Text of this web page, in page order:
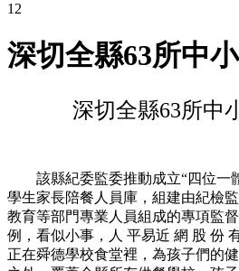
12
深切全縣63所中
深切全縣63所中
該縣紀委監委推動成立“四位一
學生家長陪餐人員庫，組建由紀檢
教育等部門專業人員組成的專項監
例，看似小事，人 平易近 網 股 份
正在舜德學校食堂裡，為孩子們的